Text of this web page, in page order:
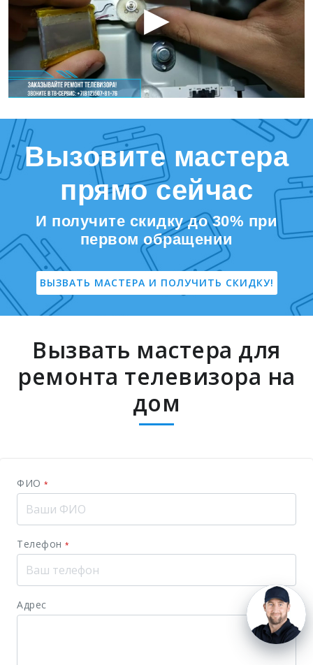
Вызовите мастера
прямо сейчас
И получите скидку до 30% при
первом обращении
ВЫЗВАТЬ МАСТЕРА И ПОЛУЧИТЬ СКИДКУ!
Вызвать мастера для
ремонта телевизора на
дом
ФИО *
Телефон *
Адрес